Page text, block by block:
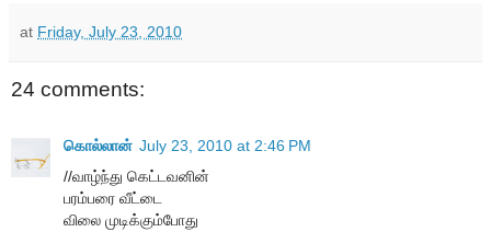
at Friday, July 23, 2010
24 comments:
கொல்லான் July 23, 2010 at 2:46 PM
//வாழ்ந்து கெட்டவனின்
பரம்பரை வீட்டை
விலை முடிக்கும்போது